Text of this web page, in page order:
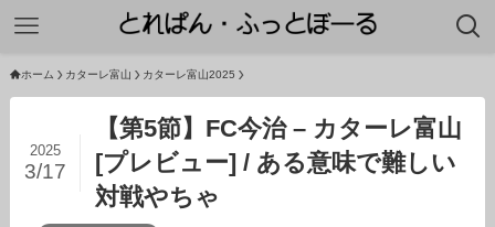
ホーム カターレ富山 カターレ富山2025
【第5節】FC今治 – カターレ富山
[プレビュー] / ある意味で難しい
対戦やちゃ
2025
3/17